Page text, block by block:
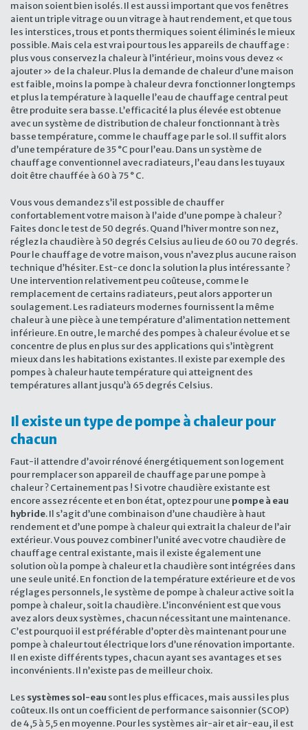
maison soient bien isolés. Il est aussi important que vos fenêtres
aient un triple vitrage ou un vitrage à haut rendement, et que tous
les interstices, trous et ponts thermiques soient éliminés le mieux
possible. Mais cela est vrai pour tous les appareils de chauffage :
plus vous conservez la chaleur à l’intérieur, moins vous devez «
ajouter » de la chaleur. Plus la demande de chaleur d’une maison
est faible, moins la pompe à chaleur devra fonctionner longtemps
et plus la température à laquelle l’eau de chauffage central peut
être produite sera basse. L’efficacité la plus élevée est obtenue
avec un système de distribution de chaleur fonctionnant à très
basse température, comme le chauffage par le sol. Il suffit alors
d’une température de 35 °C pour l’eau. Dans un système de
chauffage conventionnel avec radiateurs, l’eau dans les tuyaux
doit être chauffée à 60 à 75 ° C.
Vous vous demandez s’il est possible de chauffer
confortablement votre maison à l’aide d’une pompe à chaleur ?
Faites donc le test de 50 degrés. Quand l’hiver montre son nez,
réglez la chaudière à 50 degrés Celsius au lieu de 60 ou 70 degrés.
Pour le chauffage de votre maison, vous n’avez plus aucune raison
technique d’hésiter. Est-ce donc la solution la plus intéressante ?
Une intervention relativement peu coûteuse, comme le
remplacement de certains radiateurs, peut alors apporter un
soulagement. Les radiateurs modernes fournissent la même
chaleur à une pièce à une température d’alimentation nettement
inférieure. En outre, le marché des pompes à chaleur évolue et se
concentre de plus en plus sur des applications qui s’intègrent
mieux dans les habitations existantes. Il existe par exemple des
pompes à chaleur haute température qui atteignent des
températures allant jusqu’à 65 degrés Celsius.
Il existe un type de pompe à chaleur pour
chacun
Faut-il attendre d’avoir rénové énergétiquement son logement
pour remplacer son appareil de chauffage par une pompe à
chaleur ? Certainement pas ! Si votre chaudière existante est
encore assez récente et en bon état, optez pour une pompe à eau
hybride. Il s’agit d’une combinaison d’une chaudière à haut
rendement et d’une pompe à chaleur qui extrait la chaleur de l’air
extérieur. Vous pouvez combiner l’unité avec votre chaudière de
chauffage central existante, mais il existe également une
solution où la pompe à chaleur et la chaudière sont intégrées dans
une seule unité. En fonction de la température extérieure et de vos
réglages personnels, le système de pompe à chaleur active soit la
pompe à chaleur, soit la chaudière. L’inconvénient est que vous
avez alors deux systèmes, chacun nécessitant une maintenance.
C’est pourquoi il est préférable d’opter dès maintenant pour une
pompe à chaleur tout électrique lors d’une rénovation importante.
Il en existe différents types, chacun ayant ses avantages et ses
inconvénients. Il n’existe pas de meilleur choix.
Les systèmes sol-eau sont les plus efficaces, mais aussi les plus
coûteux. Ils ont un coefficient de performance saisonnier (SCOP)
de 4,5 à 5,5 en moyenne. Pour les systèmes air-air et air-eau, il est